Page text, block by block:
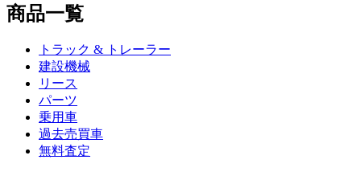
ナ
商品一覧
トラック & トレーラー
建設機械
リース
パーツ
乗用車
過去売買車
無料査定